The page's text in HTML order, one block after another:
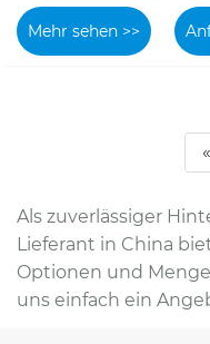
Mehr sehen >>
«
Als zuverlässiger
Lieferant in China
Optionen und
uns einfach ein